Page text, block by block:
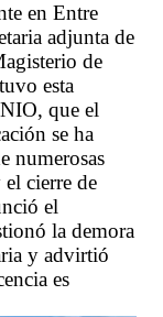
en Entre
adjunta de
de
esta
que el
se ha
numerosas
cierre de
el
la demora
y advirtió
es